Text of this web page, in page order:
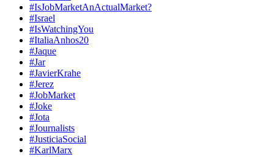
#IsJobMarketAnActualMarket?
#Israel
#IsWatchingYou
#ItaliaAnhos20
#Jaque
#Jar
#JavierKrahe
#Jerez
#JobMarket
#Joke
#Jota
#Journalists
#JusticiaSocial
#KarlMarx